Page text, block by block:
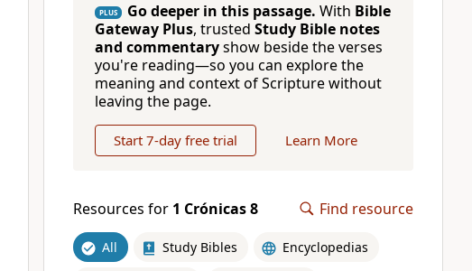
PLUS Go deeper in this passage. With Bible
Gateway Plus, trusted Study Bible notes
and commentaryshow beside the verses
you're reading—so you can explore the
meaning and context of Scripture without
leaving the page.
Start 7-day free trial Learn More
Resources for 1 Crónicas 8 Find resource
All Study Bibles Encyclopedias